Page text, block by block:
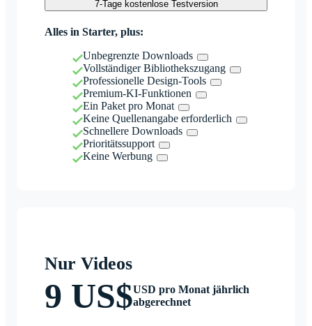
7-Tage kostenlose Testversion
Alles in Starter, plus:
Unbegrenzte Downloads
Vollständiger Bibliothekszugang
Professionelle Design-Tools
Premium-KI-Funktionen
Ein Paket pro Monat
Keine Quellenangabe erforderlich
Schnellere Downloads
Prioritätssupport
Keine Werbung
Nur Videos
9 US$USD pro Monat jährlich
abgerechnet